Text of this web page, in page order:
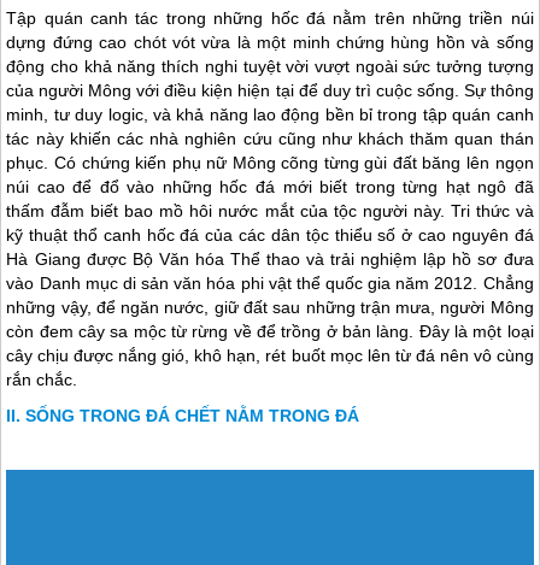
Từ sự thích nghi với hoàn cảnh sống, người Mông sáng tạo ra
những hình thức canh tác mới cũng như những điều kiện văn hóa
cho phù hợp để có thể sinh tồn trên những đỉnh núi cao của mình.
Trong hoàn cảnh không gian xung quanh chỉ toàn đá tai mèo sắc
nhọn, tủa lên trời như những ngọn giáo, họ đã sáng tạo ra kỹ thuật
thổ canh hốc đá, tức là lấy đất ở chỗ khác, đổ vào hốc đá và chọn
các loại cây thích hợp như cây ngô, cây bí, cây đậu rồi trồng trọt tại
các hốc đá này.
Tập quán canh tác trong những hốc đá nằm trên những triền núi
dựng đứng cao chót vót vừa là một minh chứng hùng hồn và sống
của người Mông với điều kiện hiện tại để duy trì cuộc sống. Sự thông
tác này khiến các nhà nghiên cứu cũng như khách thăm quan thán